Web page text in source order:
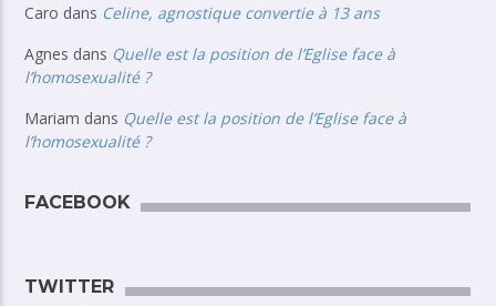
Caro dans Celine, agnostique convertie à 13 ans
Agnes dans Quelle est la position de l’Eglise face à
l’homosexualité ?
Mariam dans Quelle est la position de l’Eglise face à
l’homosexualité ?
FACEBOOK
TWITTER